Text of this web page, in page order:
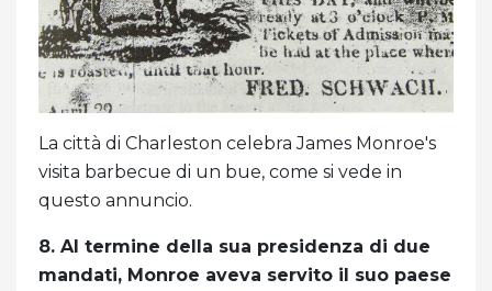
La città di Charleston celebra James Monroe's
visita barbecue di un bue, come si vede in
questo annuncio.
8. Al termine della sua presidenza di due
mandati, Monroe aveva servito il suo paese